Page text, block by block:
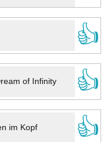
👍
of Infinity
👍
im Kopf
👍